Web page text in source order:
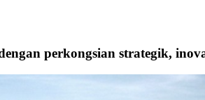
perkongsian strategik,